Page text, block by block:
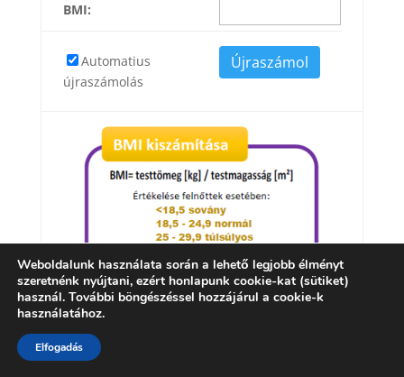
BMI:
Automatius
újraszámolás
Weboldalunk használata során a lehető legjobb élményt
szeretnénk nyújtani, ezért honlapunk cookie-kat (sütiket)
használ. További böngészéssel hozzájárul a cookie-k
használatához.
Elfogadás